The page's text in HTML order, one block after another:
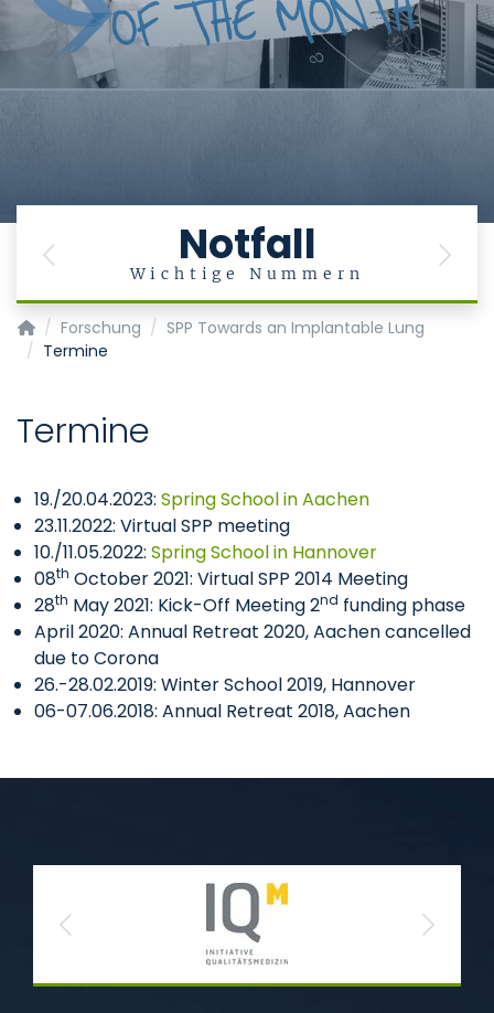
Notfall
Wichtige Nummern
Previous Next
Klinik für Anästhesiologie
Forschung
SPP Towards an Implantable Lung
Termine
Termine
19./20.04.2023: Spring School in Aachen
23.11.2022: Virtual SPP meeting
10./11.05.2022: Spring School in Hannover
08th October 2021: Virtual SPP 2014 Meeting
28th May 2021: Kick-Off Meeting 2nd funding phase
April 2020: Annual Retreat 2020, Aachen cancelled
due to Corona
26.-28.02.2019: Winter School 2019, Hannover
06-07.06.2018: Annual Retreat 2018, Aachen
Previous Next